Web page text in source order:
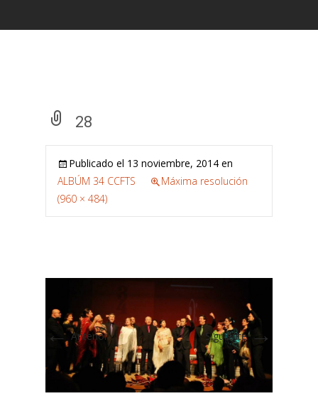
28
Publicado el 13 noviembre, 2014 en
ALBÚM 34 CCFTS
Máxima resolución
(960 × 484)
←Anterior Siguiente→